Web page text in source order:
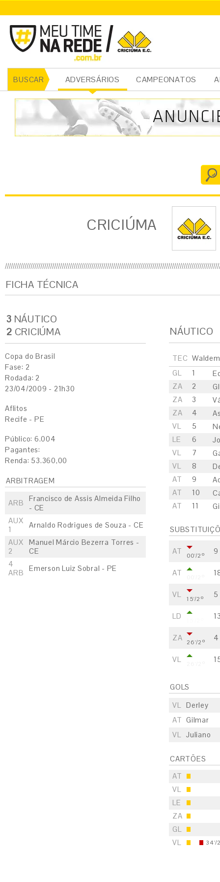
BUSCAR ADVERSÁRIOS CAMPEONATOS
CRICIÚMA
CRICIÚMA
FICHA TÉCNICA
3 NÁUTICO
2 CRICIÚMA
Copa do Brasil
Fase: 2
Rodada: 2
23/04/2009 - 21h30
Aflitos
Recife - PE
Público: 6.004
Pagantes:
Renda: 53.360,00
ARBITRAGEM
ARB
Francisco de Assis Almeida Filho
- CE
AUX
1
Arnaldo Rodrigues de Souza - CE
AUX
2
Manuel Márcio Bezerra Torres -
CE
4
ARB
Emerson Luiz Sobral - PE
NÁUTICO
TEC
GL
1
ZA
2
ZA
3
ZA
4
VL
5
LE
6
VL
7
VL
8
AT
9
AT
10
AT
11
AT
S
00'/2º 9
AT
E
VL 15'/2º 5
LD
ZA 26'/2º 4
VL
GOLS
VL Derley
AT Gilmar
VL Juliano
CARTÕES
AT
VL
LE
ZA
GL
VL
34'/